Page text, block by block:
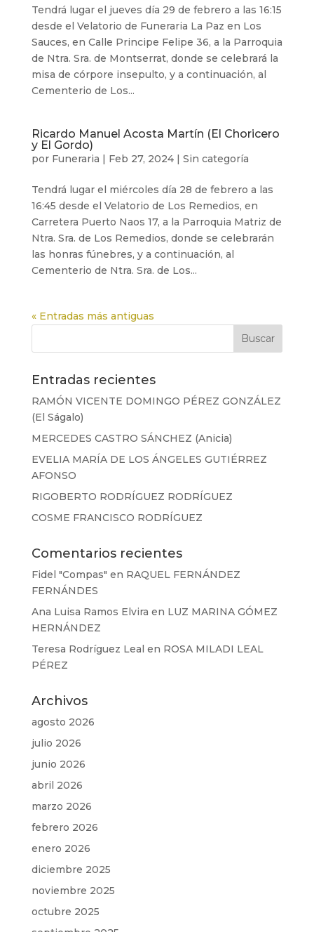
Tendrá lugar el jueves día 29 de febrero a las 16:15
desde el Velatorio de Funeraria La Paz en Los
Sauces, en Calle Principe Felipe 36, a la Parroquia
de Ntra. Sra. de Montserrat, donde se celebrará la
misa de córpore insepulto, y a continuación, al
Cementerio de Los...
Ricardo Manuel Acosta Martín (El Choricero
y El Gordo)
por Funeraria | Feb 27, 2024| Sin categoría
Tendrá lugar el miércoles día 28 de febrero a las
16:45 desde el Velatorio de Los Remedios, en
Carretera Puerto Naos 17, a la Parroquia Matriz de
Ntra. Sra. de Los Remedios, donde se celebrarán
las honras fúnebres, y a continuación, al
Cementerio de Ntra. Sra. de Los...
« Entradas más antiguas
Entradas recientes
RAMÓN VICENTE DOMINGO PÉREZ GONZÁLEZ
(El Ságalo)
MERCEDES CASTRO SÁNCHEZ (Anicia)
EVELIA MARÍA DE LOS ÁNGELES GUTIÉRREZ
AFONSO
RIGOBERTO RODRÍGUEZ RODRÍGUEZ
COSME FRANCISCO RODRÍGUEZ
Comentarios recientes
Fidel "Compas" en RAQUEL FERNÁNDEZ
FERNÁNDES
Ana Luisa Ramos Elvira en LUZ MARINA GÓMEZ
HERNÁNDEZ
Teresa Rodríguez Leal en ROSA MILADI LEAL
PÉREZ
Archivos
agosto 2026
julio 2026
junio 2026
abril 2026
marzo 2026
febrero 2026
enero 2026
diciembre 2025
noviembre 2025
octubre 2025